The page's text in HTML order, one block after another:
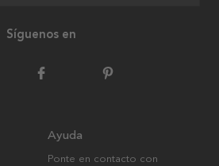
Síguenos en
Ayuda
Ponte en contacto con